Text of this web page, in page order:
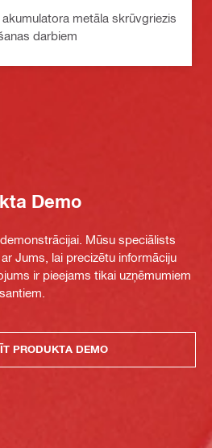
metāla skrūvgriezis
darbiem
Demo
Mūsu speciālists
Jums, lai precizētu informāciju
ir pieejams tikai uzņēmumiem
PRODUKTA DEMO